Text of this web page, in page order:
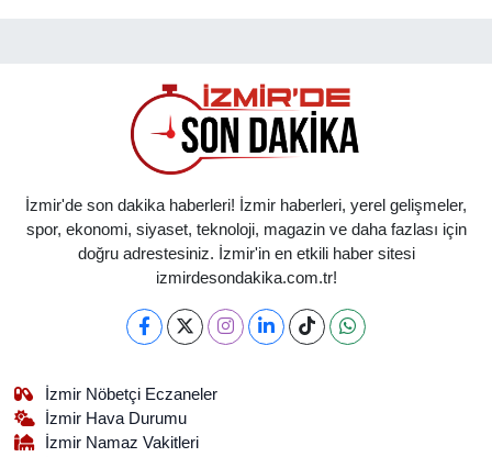
İzmir'de son dakika haberleri! İzmir haberleri, yerel gelişmeler,
spor, ekonomi, siyaset, teknoloji, magazin ve daha fazlası için
doğru adrestesiniz. İzmir'in en etkili haber sitesi
izmirdesondakika.com.tr!
İzmir Nöbetçi Eczaneler
İzmir Hava Durumu
İzmir Namaz Vakitleri